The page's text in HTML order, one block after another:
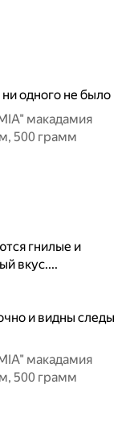
одного не было
макадамия
500 грамм
гнилые и
вкус....
и видны следы
макадамия
500 грамм